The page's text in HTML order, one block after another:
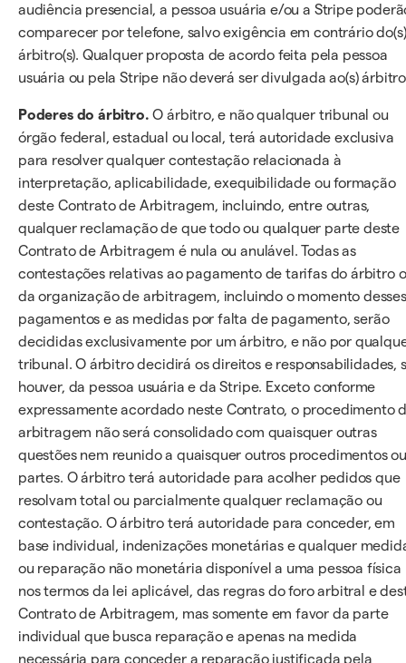
audiência presencial, a pessoa usuária e/ou a Stripe
comparecer por telefone, salvo exigência em contrário do(s)
árbitro(s). Qualquer proposta de acordo feita pela pessoa
usuária ou pela Stripe não deverá ser divulgada ao(s)
Poderes do árbitro. O árbitro, e não qualquer tribunal ou
órgão federal, estadual ou local, terá autoridade exclusiva
para resolver qualquer contestação relacionada à
interpretação, aplicabilidade, exequibilidade ou formação
deste Contrato de Arbitragem, incluindo, entre outras,
qualquer reclamação de que todo ou qualquer parte deste
Contrato de Arbitragem é nula ou anulável. Todas as
contestações relativas ao pagamento de tarifas do árbitro
da organização de arbitragem, incluindo o momento desses
pagamentos e as medidas por falta de pagamento, serão
decididas exclusivamente por um árbitro, e não por
tribunal. O árbitro decidirá os direitos e responsabilidades,
houver, da pessoa usuária e da Stripe. Exceto conforme
expressamente acordado neste Contrato, o procedimento
arbitragem não será consolidado com quaisquer outras
questões nem reunido a quaisquer outros procedimentos ou
partes. O árbitro terá autoridade para acolher pedidos que
resolvam total ou parcialmente qualquer reclamação ou
contestação. O árbitro terá autoridade para conceder, em
base individual, indenizações monetárias e qualquer
ou reparação não monetária disponível a uma pessoa física
nos termos da lei aplicável, das regras do foro arbitral e
Contrato de Arbitragem, mas somente em favor da parte
individual que busca reparação e apenas na medida
necessária para conceder a reparação justificada pela